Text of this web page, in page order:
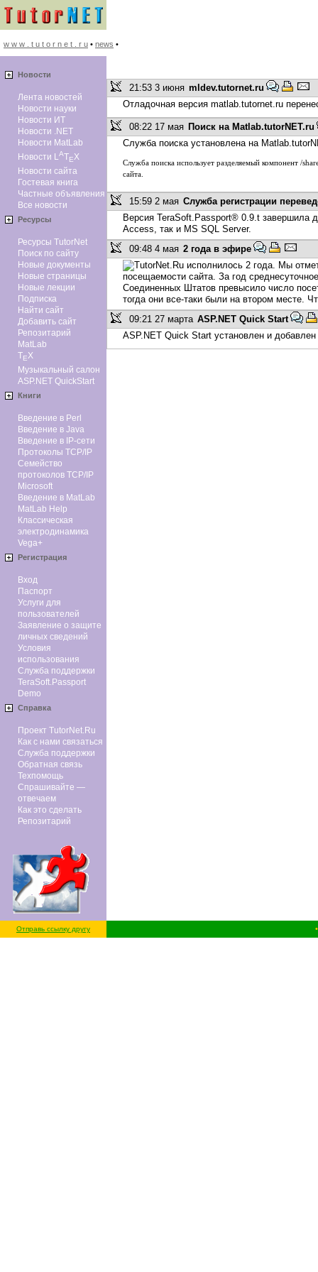
w w w . t u t o r n e t . r u • news •
Новоcти
Лента новостей
Новости науки
Новости ИТ
Новости .NET
Новости MatLab
Новости LATEX
Новости сайта
Гостевая книга
Частные объявления
Все новости
Ресурсы
Ресурсы TutorNet
Поиск по сайту
Новые документы
Новые страницы
Новые лекции
Подписка
Найти сайт
Добавить сайт
Репозитарий
MatLab
TEX
Музыкальный салон
ASP.NET QuickStart
Книги
Введение в Perl
Введение в Java
Введение в IP-сети
Протоколы TCP/IP
Семейство
протоколов TCP/IP
Microsoft
Введение в MatLab
MatLab Help
Классическая
электродинамика
Vega+
Регистрация
Вход
Паспорт
Услуги для
пользователей
Заявление о защите
личных сведений
Условия
использования
Служба поддержки
TeraSoft.Passport
Demo
Справка
Проект TutorNet.Ru
Как с нами связаться
Служба поддержки
Обратная связь
Техпомощь
Спрашивайте —
отвечаем
Как это сделать
Репозитарий
21:53 3 июня mldev.tutornet.ru
Отладочная версия matlab.tutornet.ru
08:22 17 мая Поиск на Matlab.tutorNET.ru
Служба поиска установлена на
Служба поиска использует разделяемый компонент /
сайта.
15:59 2 мая Служба регистрации
Версия TeraSoft.Passport® 0.9.t завершила
Access, так и MS SQL Server.
09:48 4 мая 2 года в эфире
TutorNet.Ru исполнилось 2 года. Мы
посещаемости сайта. За год
Соединенных Штатов превысило число
тогда они все-таки были на втором месте.
09:21 27 марта ASP.NET Quick Start
ASP.NET Quick Start установлен и
Отправь ссылку другу